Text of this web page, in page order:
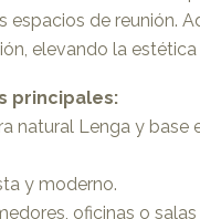
espacios de reunión.
elevando la
principales:
natural Lenga y
y moderno.
oficinas o salas